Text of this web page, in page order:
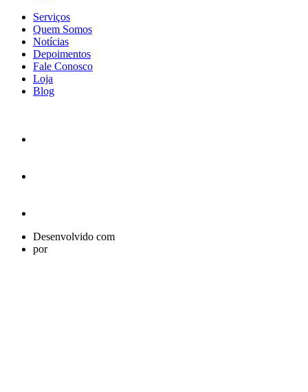
Serviços
Quem Somos
Notícias
Depoimentos
Fale Conosco
Loja
Blog
Desenvolvido com
por